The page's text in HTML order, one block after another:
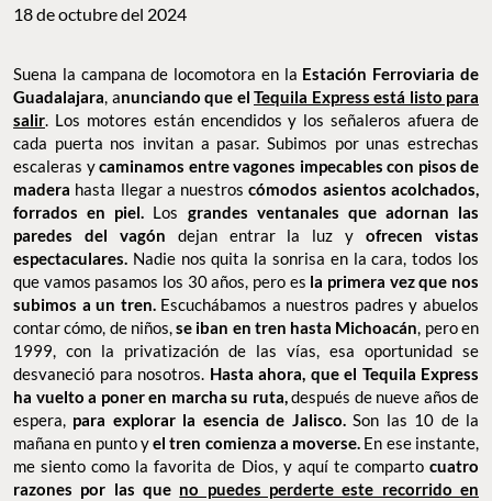
18 de octubre del 2024
Suena la campana de locomotora en la Estación Ferroviaria de
Guadalajara, anunciando que el Tequila Express está listo para
salir. Los motores están encendidos y los señaleros afuera de
cada puerta nos invitan a pasar. Subimos por unas estrechas
escaleras ycaminamos entre vagones impecables con pisos de
madera hasta llegar a nuestroscómodos asientos acolchados,
forrados en piel. Los grandes ventanales que adornan las
paredes del vagón dejan entrar la luz yofrecen vistas
espectaculares. Nadie nos quita la sonrisa en la cara, todos los
que vamos pasamos los 30 años, pero es la primera vez que nos
subimos a un tren. Escuchábamos a nuestros padres y abuelos
contar cómo, de niños,se iban en tren hasta Michoacán, pero en
1999, con la privatización de las vías, esa oportunidad se
desvaneció para nosotros. Hasta ahora, que el Tequila Express
ha vuelto a poner en marcha su ruta,después de nueve años de
espera, para explorar la esencia de Jalisco.Son las 10 de la
mañana en punto yel tren comienza a moverse. En ese instante,
me siento como la favorita de Dios, y aquí te compartocuatro
razones por las que no puedes perderte este recorrido en